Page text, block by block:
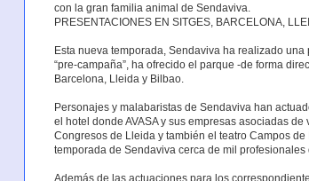
con la gran familia animal de Sendaviva.
PRESENTACIONES EN SITGES, BARCELONA,
Esta nueva temporada, Sendaviva ha realizado
“pre-campaña”, ha ofrecido el parque -de forma
Barcelona, Lleida y Bilbao.
Personajes y malabaristas de Sendaviva han
el hotel donde AVASA y sus empresas asociadas
Congresos de Lleida y también el teatro Campos
temporada de Sendaviva cerca de mil
Además de las actuaciones para los